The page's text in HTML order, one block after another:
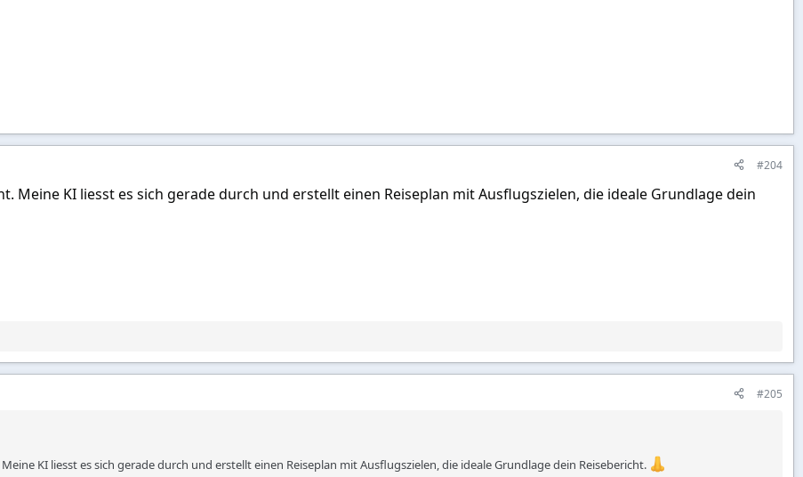
#204
Meine KI liesst es sich gerade durch und erstellt einen Reiseplan mit Ausflugszielen, die ideale Grundlage dein
#205
KI liesst es sich gerade durch und erstellt einen Reiseplan mit Ausflugszielen, die ideale Grundlage dein Reisebericht.